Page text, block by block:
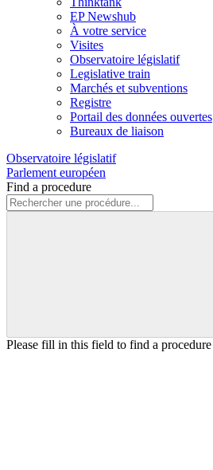
EP Newshub
À votre service
Visites
Observatoire législatif
Legislative train
Marchés et subventions
Registre
Portail des données ouvertes
Bureaux de liaison
Observatoire législatif
Parlement européen
Find a procedure
Please fill in this field to find a procedure